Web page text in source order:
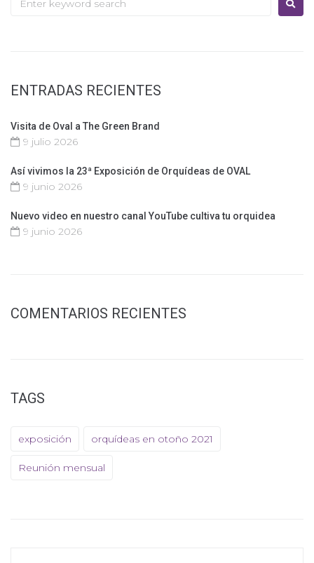
ENTRADAS RECIENTES
Visita de Oval a The Green Brand
9 julio 2026
Así vivimos la 23ª Exposición de Orquídeas de OVAL
9 junio 2026
Nuevo video en nuestro canal YouTube cultiva tu orquidea
9 junio 2026
COMENTARIOS RECIENTES
TAGS
exposición orquídeas en otoño 2021
Reunión mensual